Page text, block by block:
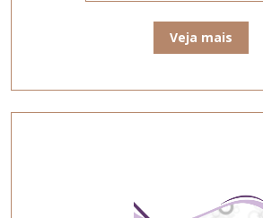
Veja mais